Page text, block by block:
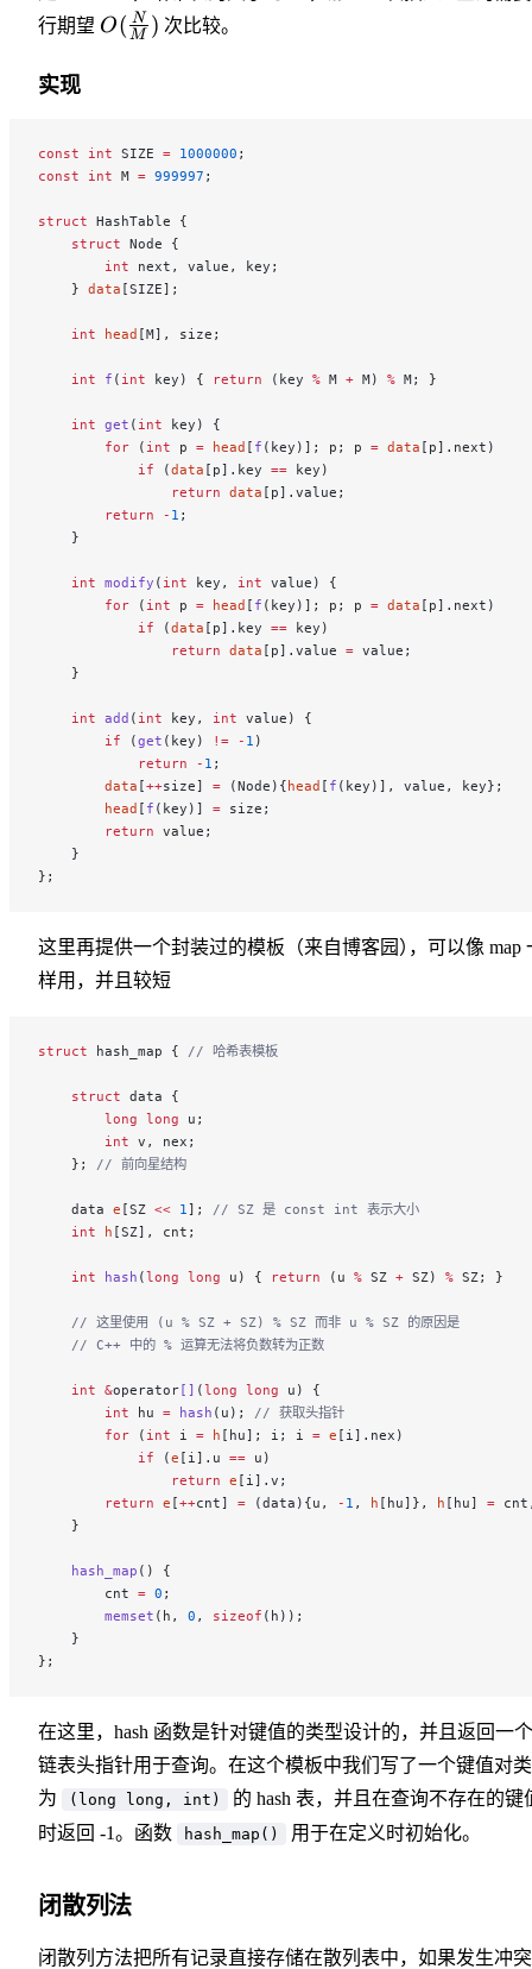
行期望 O( M
N ) 次比较。
实现
const int SIZE = 1000000 ;
const int M = 999997 ;
struct HashTable {
    struct
Node {
        int
next, value, key;
    }
data [SIZE];
    int
head [M], size;
    int
f ( int key) { return (key % M + M) % M; }
    int
get ( int key) {
        for
( int p = head [ f (key)]; p; p = data [p].next)
            if
(data [p].key == key)
                return
data [p].value;
        return
- 1 ;
    }
    int
modify ( int key, int value) {
        for
( int p = head [ f (key)]; p; p = data [p].next)
            if
(data [p].key == key)
                return
data [p].value = value;
    }
    int
add ( int key, int value) {
        if
(get (key) != - 1 )
            return
- 1 ;
        data
[++size] = (Node){head [ f (key)], value, key};
        head
[ f (key)] = size;
        return
value;
    }
};
这里再提供一个封装过的模板（来自博客园 ）， 可以像 map
样用，并且较短
struct hash_map { // 哈希表模板
    struct
data {
        long
long u;
        int
v, nex;
    };
// 前向星结构
    data
e [SZ << 1 ];
// SZ 是 const int 表示大小
    int
h [SZ], cnt;
    int
hash (long long u) { return (u % SZ + SZ) % SZ; }
    // 这里使用 (u % SZ + SZ) % SZ 而非 u % SZ 的原因是
    // C++ 中的 % 运算无法将负数转为正数
    int
&operator[] (long long u) {
        int
hu = hash (u);
// 获取头指针
        for
( int i = h [hu]; i; i = e [i].nex)
            if
(e [i].u == u)
                return
e [i].v;
        return
e [++cnt] = (data){u, - 1 , h [hu]}, h [hu] =
    }
    hash_map
() {
        cnt
= 0 ;
        memset
(h, 0 , sizeof (h));
    }
};
在这里，hash 函数是针对键值的类型设计的，并且返回一个
链表头指针用于查询。在这个模板中我们写了一个键值对
为
(long long, int)
的 hash 表，并且在查询不存在的键
时返回 -1。函数
hash_map() 用于在定义时初始化。
闭散列法
闭散列方法把所有记录直接存储在散列表中，如果发生冲